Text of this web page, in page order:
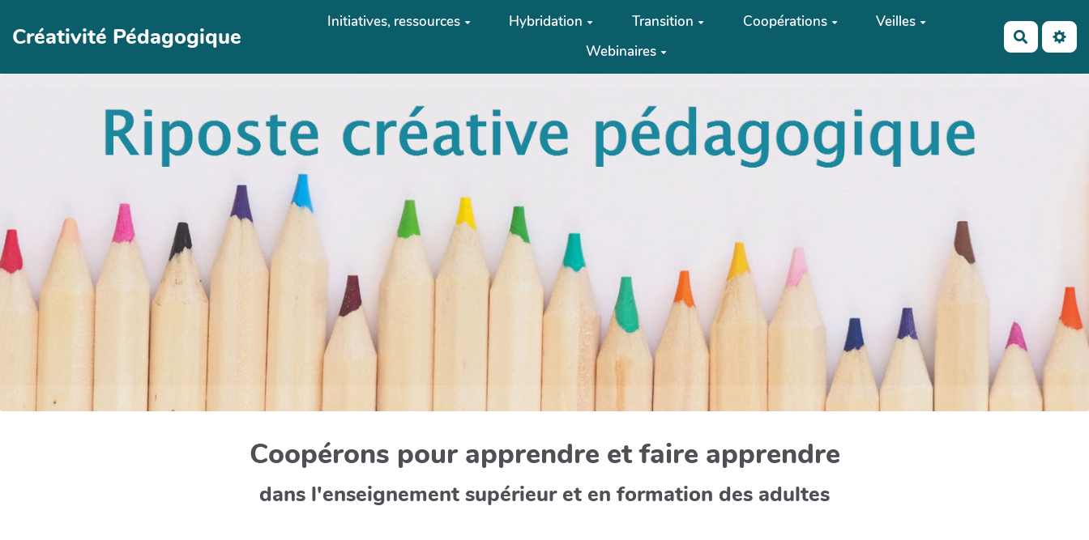
Créativité Pédagogique
Initiatives, ressources Hybridation Transition Coopérations
Veilles
Webinaires
Coopérons pour apprendre et faire apprendre
dans l'enseignement supérieur et en formation des adultes